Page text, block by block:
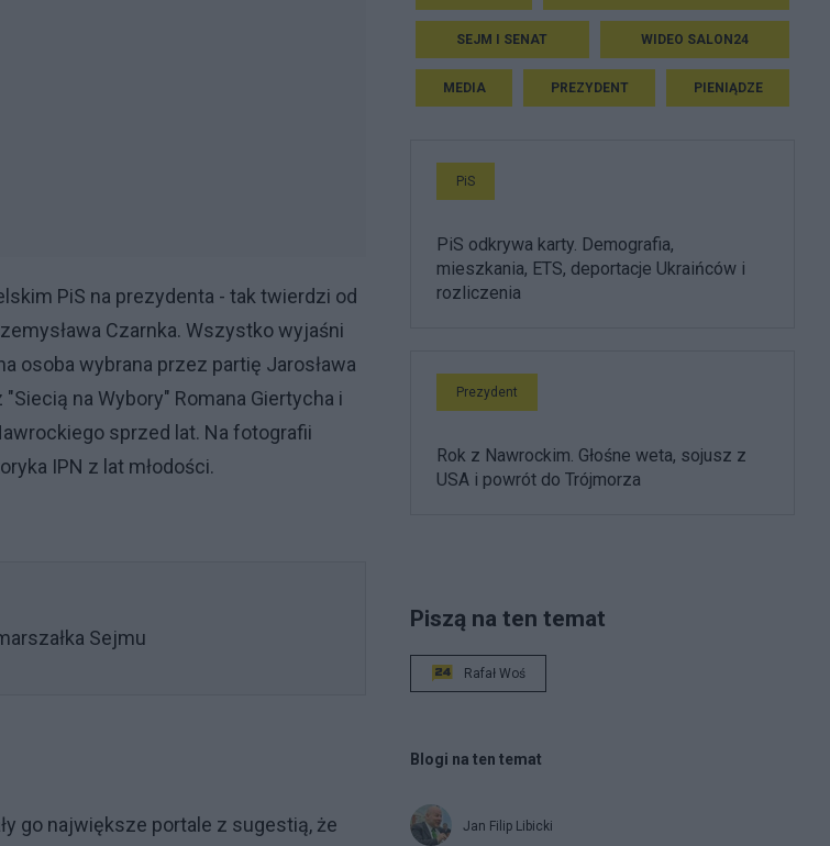
PiS na prezydenta - tak twierdzi od
Czarnka. Wszystko wyjaśni
osoba wybrana przez partię Jarosława
na Wybory" Romana Giertycha i
sprzed lat. Na fotografii
IPN z lat młodości.
Sejmu
go największe portale z sugestią, że
SEJM I SENAT WIDEO SALON24
MEDIA PREZYDENT PIENIĄDZE
PiS
PiS odkrywa karty. Demografia,
mieszkania, ETS, deportacje Ukraińców i
rozliczenia
Prezydent
Rok z Nawrockim. Głośne weta, sojusz z
USA i powrót do Trójmorza
Piszą na ten temat
Rafał Woś
Blogi na ten temat
Jan Filip Libicki